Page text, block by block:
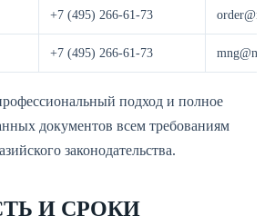
+7 (495) 266-61-73
+7 (495) 266-61-73
подход и полное
документов всем требованиям
законодательства.
И СРОКИ